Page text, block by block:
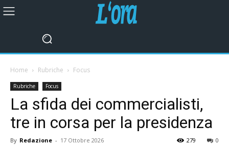
Home Rubriche Focus
Rubriche Focus
La sfida dei commercialisti,
tre in corsa per la presidenza
By Redazione - 17 Ottobre 2026 0
279